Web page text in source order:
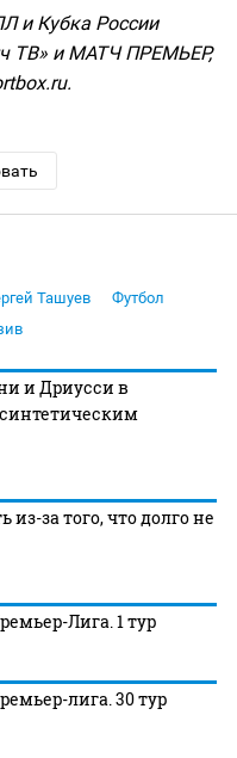
и Кубка России
ТВ» и МАТЧ ПРЕМЬЕР,
Ташуев
Футбол
и Дриусси в
синтетическим
за того, что долго не
Лига. 1 тур
лига. 30 тур